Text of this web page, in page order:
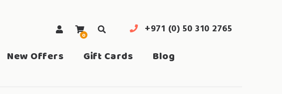
0
search
+971 (0) 50 310 2765
New Offers Gift Cards Blog